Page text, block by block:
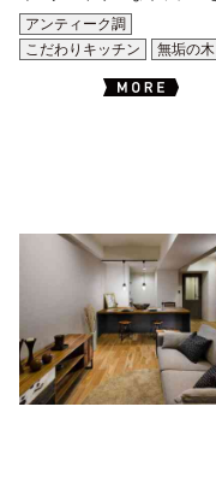
アンティーク調
こだわりキッチン
無垢の木